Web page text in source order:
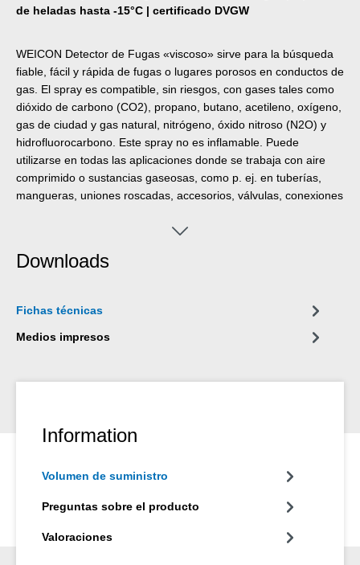
de heladas hasta -15°C | certificado DVGW
WEICON Detector de Fugas «viscoso» sirve para la búsqueda
fiable, fácil y rápida de fugas o lugares porosos en conductos de
gas. El spray es compatible, sin riesgos, con gases tales como
dióxido de carbono (CO2), propano, butano, acetileno, oxígeno,
gas de ciudad y gas natural, nitrógeno, óxido nitroso (N2O) y
hidrofluorocarbono. Este spray no es inflamable. Puede
utilizarse en todas las aplicaciones donde se trabaja con aire
comprimido o sustancias gaseosas, como p. ej. en tuberías,
mangueras, uniones roscadas, accesorios, válvulas, conexiones
Downloads
Fichas técnicas
Medios impresos
Information
Volumen de suministro
Preguntas sobre el producto
Valoraciones